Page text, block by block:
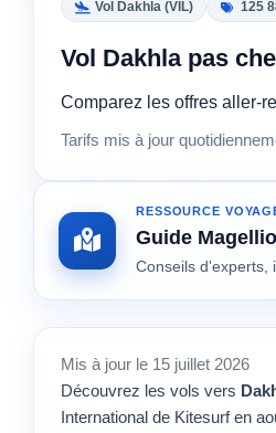
Vol Dakhla (VIL) 125
Vol Dakhla pas
Comparez les offres aller-
Tarifs mis à jour
RESSOURCE
Guide Magellio
Conseils d'experts,
Mis à jour le 15 juillet 2026
Découvrez les vols vers
International de Kitesurf en